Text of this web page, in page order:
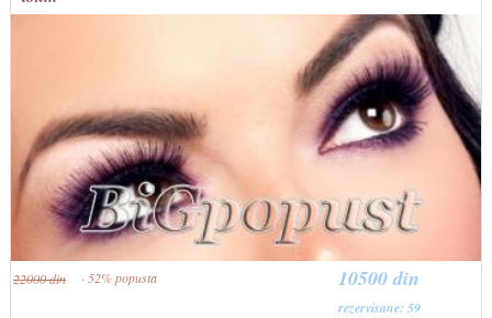
10500 din
rezervisane: 59
22000 din · 52% popusta